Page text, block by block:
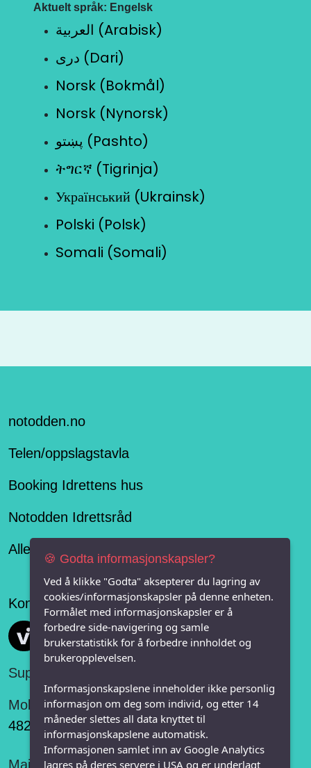
Aktuelt språk: Engelsk
العربية (Arabisk)
دری (Dari)
Norsk (Bokmål)
Norsk (Nynorsk)
پښتو (Pashto)
ትግርኛ (Tigrinja)
Український (Ukrainsk)
Polski (Polsk)
Somali (Somali)
notodden.no
Telen/oppslagstavla
Booking Idrettens hus
Notodden Idrettsråd
Alle lag og organisasjoner på Notodden
Konseptet er levert av
Vi FRITID
Support:
Mobil:
482 75 848
Mail:
🍪 Godta informasjonskapsler?
Ved å klikke "Godta" aksepterer du lagring av
cookies/informasjonskapsler på denne enheten.
Formålet med informasjonskapsler er å
forbedre side-navigering og samle
brukerstatistikk for å forbedre innholdet og
brukeropplevelsen.
Informasjonskapslene inneholder ikke personlig
informasjon om deg som individ, og etter 14
måneder slettes all data knyttet til
informasjonskapslene automatisk.
Informasjonen samlet inn av Google Analytics
lagres på deres servere i USA og er underlagt